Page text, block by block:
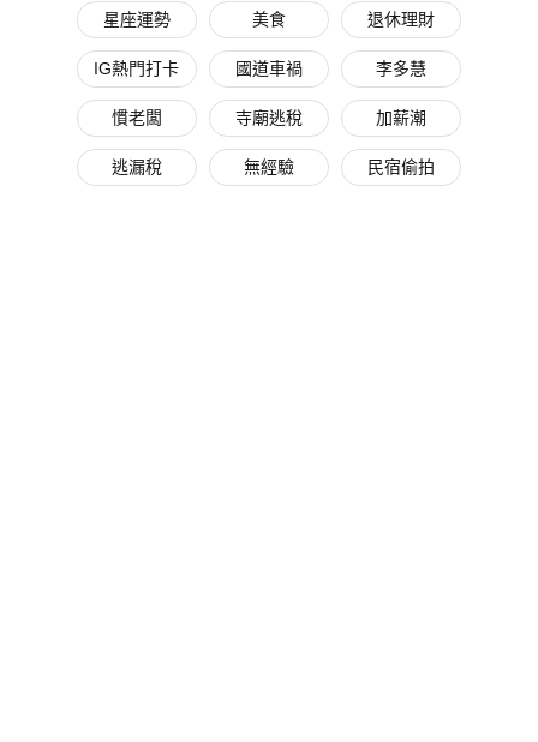
星座運勢 美食 退休理財
IG熱門打卡 國道車禍 李多慧
慣老闆 寺廟逃稅 加薪潮
逃漏稅 無經驗 民宿偷拍